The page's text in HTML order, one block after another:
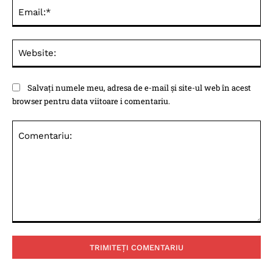
Salvați numele meu, adresa de e-mail și site-ul web în acest
browser pentru data viitoare i comentariu.